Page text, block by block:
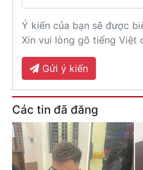
Ý kiến của bạn sẽ được
Xin vui lòng gõ tiếng Việt
Gửi ý kiến
Các tin đã đăng